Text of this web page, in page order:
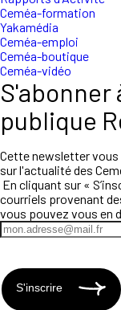
Ceméa-formation
Yakamédia
Ceméa-emploi
Ceméa-boutique
Ceméa-vidéo
publique
Cette newsletter
sur l'actualité des
En cliquant sur «
courriels provenant
vous pouvez vous en
S'inscrire